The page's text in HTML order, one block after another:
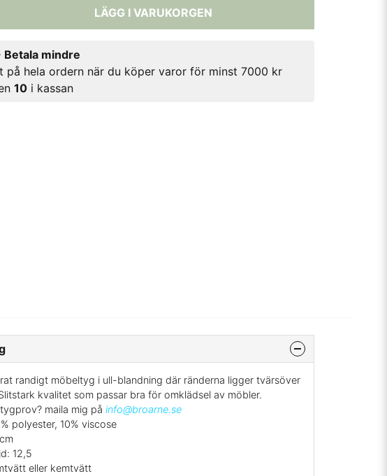
LÄGG I VARUKORGEN
Betala mindre
på hela ordern när du köper varor för minst 7000 kr
10 i kassan
randigt möbeltyg i ull-blandning där ränderna ligger tvärsöver
kvalitet som passar bra för omklädsel av möbler.
maila mig på info@broarne.se
polyester, 10% viscose
12,5
eller kemtvätt